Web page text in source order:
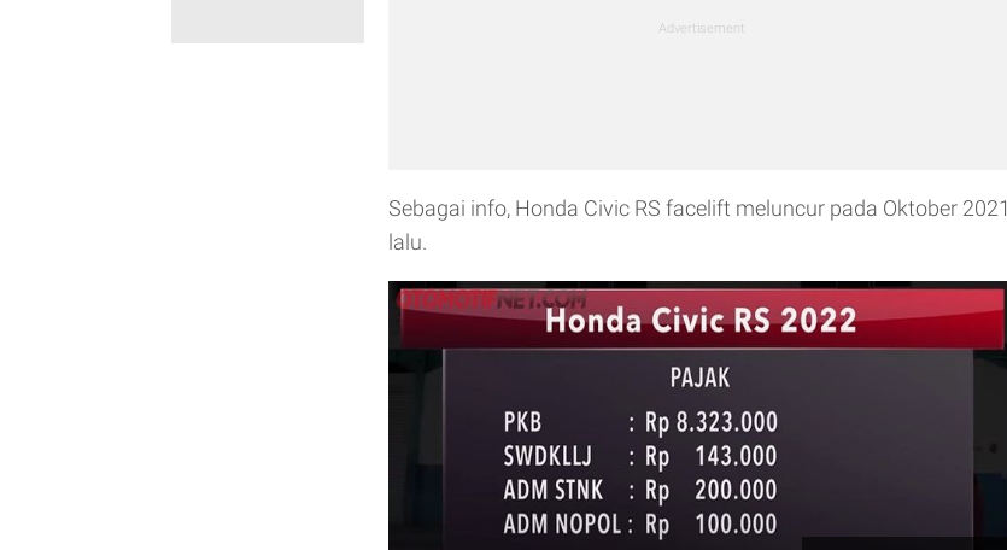
Sebagai info, Honda Civic RS facelift meluncur pada Oktober 2021
lalu.